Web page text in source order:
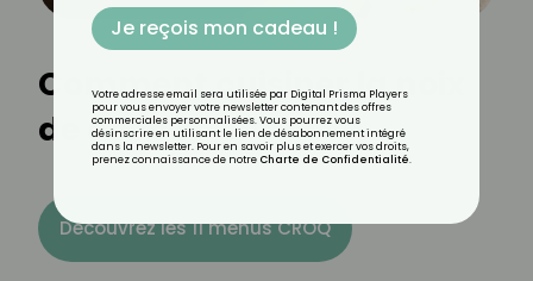
Comment cuisiner la noix
de coco ?
Découvrez les 11 menus CROQ
Je reçois mon cadeau !
Votre adresse email sera utilisée par Digital Prisma Players
pour vous envoyer votre newsletter contenant des offres
commerciales personnalisées. Vous pourrez vous
désinscrire en utilisant le lien de désabonnement intégré
dans la newsletter. Pour en savoir plus et exercer vos droits,
prenez connaissance de notre Charte de Confidentialité.